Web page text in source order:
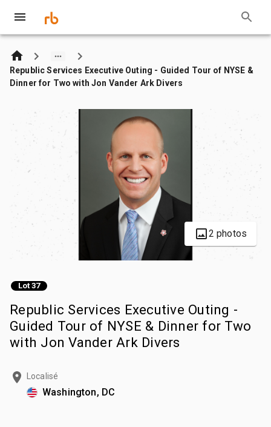
Republic Services Executive Outing - Guided Tour of NYSE &
Dinner for Two with Jon Vander Ark Divers
2 photos
Lot 37
Republic Services Executive Outing -
Guided Tour of NYSE & Dinner for Two
with Jon Vander Ark Divers
Localisé
Washington, DC